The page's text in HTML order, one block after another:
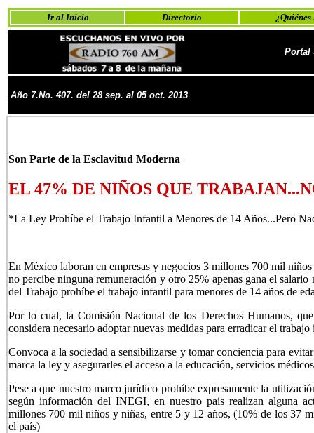
Ir al Inicio Directorio ¿Quiénes
Portal
Año 7.No. 407. del28 sep. al 05 oct. 2013
Son Parte de la Esclavitud Moderna
EL 47% DE NIÑOS QUE
*La Ley Prohíbe el Trabajo Infantil a Menores de 14 Años...Pero
En México laboran en empresas y negocios 3 millones 700 mil
no percibe ninguna remuneración y otro 25% apenas gana el
del Trabajo prohíbe el trabajo infantil para menores de 14 años de
Por lo cual, la Comisión Nacional de los Derechos Humanos,
considera necesario adoptar nuevas medidas para erradicar el
Convoca a la sociedad a sensibilizarse y tomar conciencia para
marca la ley y asegurarles el acceso a la educación, servicios
Pese a que nuestro marco jurídico prohíbe expresamente la
según información del INEGI, en nuestro país realizan alguna
millones 700 mil niños y niñas, entre 5 y 12 años, (10% de los 37
el país)